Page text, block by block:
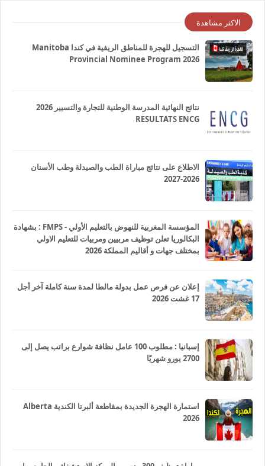
الاكثر مشاهدة
التسجيل للهجرة للمناطق الريفية في كندا Manitoba
Provincial Nominee Program 2026
نتائج النهائية المدرسة الوطنية للتجارة والتسيير 2026
RESULTATS ENCG
الاطلاع على نتائج مباراة الطب والصيدلة وطب الأسنان
2026-2027
المؤسسة المغربية للنهوض بالتعليم الأولي - FMPS : بشهادة
البكالوريا تعلن توظيف مربيين ومربيات للتعليم الاولي
بمختلف جهات و أقاليم المملكة 2026
إعلان عن فرص عمل بدولة مالطا لمدة سنة كاملة آخر أجل
17 غشت 2026
إسبانيا : مطلوب 100 عامل نظافة شوارع براتب يصل إلى
2700 يورو شهريًا
استمارة الهجرة الجديدة بمقاطعة ألبرتا الكندية Alberta
2026